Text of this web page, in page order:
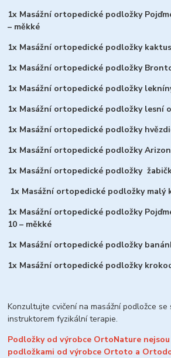
1x Masážní ortopedické podložky
– měkké
1x Masážní ortopedické podložky
1x Masážní ortopedické podložky
1x Masážní ortopedické podložky
1x Masážní ortopedické podložky lesní
1x Masážní ortopedické podložky
1x Masážní ortopedické podložky
1x Masážní ortopedické podložky
1x Masážní ortopedické podložky malý
1x Masážní ortopedické podložky
10 – měkké
1x Masážní ortopedické podložky
1x Masážní ortopedické podložky
Konzultujte cvičení na masážní podložce
instruktorem fyzikální terapie.
Podložky od výrobce OrtoNature
podložkami od výrobce Ortoto a